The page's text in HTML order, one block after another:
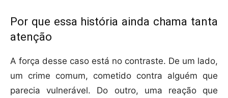
Por que essa história ainda chama tanta
atenção
A força desse caso está no contraste. De um lado,
um crime comum, cometido contra alguém que
parecia vulnerável. Do outro, uma reação que